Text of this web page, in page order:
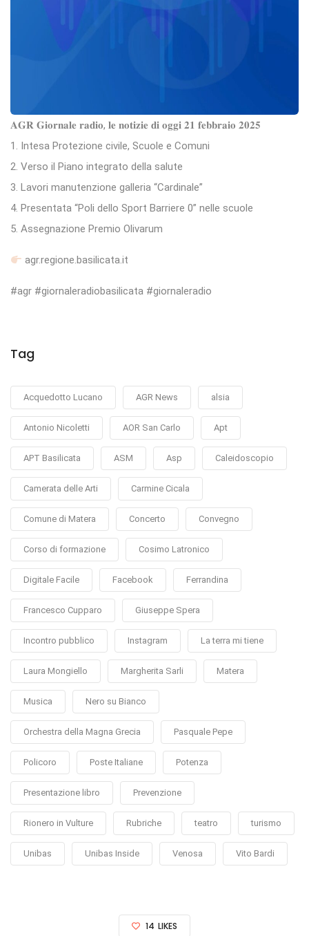
𝐀𝐆𝐑 𝐆𝐢𝐨𝐫𝐧𝐚𝐥𝐞 𝐫𝐚𝐝𝐢𝐨, 𝐥𝐞 𝐧𝐨𝐭𝐢𝐳𝐢𝐞 𝐝𝐢 𝐨𝐠𝐠𝐢 𝟐𝟏 𝐟𝐞𝐛𝐛𝐫𝐚𝐢𝐨 𝟐𝟎𝟐𝟓
1. Intesa Protezione civile, Scuole e Comuni
2. Verso il Piano integrato della salute
3. Lavori manutenzione galleria “Cardinale”
4. Presentata “Poli dello Sport Barriere 0” nelle scuole
5. Assegnazione Premio Olivarum
agr.regione.basilicata.it
#agr #giornaleradiobasilicata #giornaleradio
Tag
Acquedotto Lucano AGR News alsia
Antonio Nicoletti AOR San Carlo Apt
APT Basilicata ASM Asp Caleidoscopio
Camerata delle Arti Carmine Cicala
Comune di Matera Concerto Convegno
Corso di formazione Cosimo Latronico
Digitale Facile Facebook Ferrandina
Francesco Cupparo Giuseppe Spera
Incontro pubblico Instagram La terra mi tiene
Laura Mongiello Margherita Sarli Matera
Musica Nero su Bianco
Orchestra della Magna Grecia Pasquale Pepe
Policoro Poste Italiane Potenza
Presentazione libro Prevenzione
Rionero in Vulture Rubriche teatro turismo
Unibas Unibas Inside Venosa Vito Bardi
14 LIKES